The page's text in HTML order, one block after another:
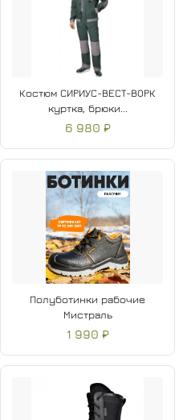
Костюм СИРИУС-ВЕСТ-ВОРК
куртка, брюки...
6 980 ₽
Полуботинки рабочие
Мистраль
1 990 ₽